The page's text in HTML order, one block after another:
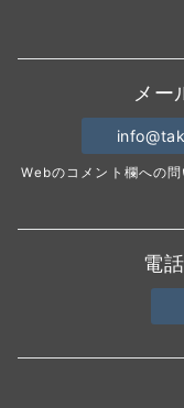
メー
Webのコメント欄への
電